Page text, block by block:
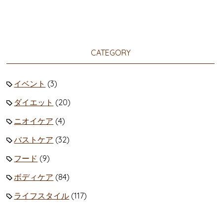
CATEGORY
イベント (3)
ダイエット (20)
ニオイケア (4)
バストケア (32)
フード (9)
ボディケア (84)
ライフスタイル (117)